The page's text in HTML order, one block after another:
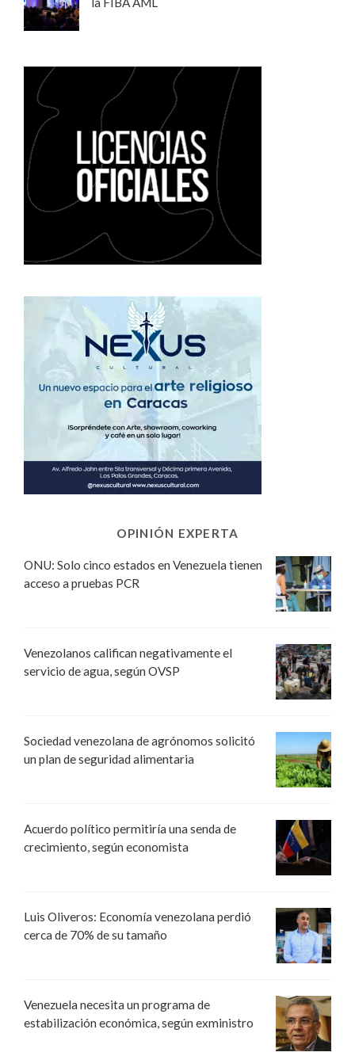
OPINIÓN EXPERTA
ONU: Solo cinco estados en Venezuela tienen
acceso a pruebas PCR
Venezolanos califican negativamente el
servicio de agua, según OVSP
Sociedad venezolana de agrónomos solicitó
un plan de seguridad alimentaria
Acuerdo político permitiría una senda de
crecimiento, según economista
Luis Oliveros: Economía venezolana perdió
cerca de 70% de su tamaño
Venezuela necesita un programa de
estabilización económica, según exministro